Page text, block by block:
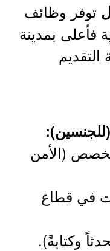
توفر وظائف
فأعلى بمدينة
(الأمن
عن 3 سنوات في قطاع
وكتابةً).